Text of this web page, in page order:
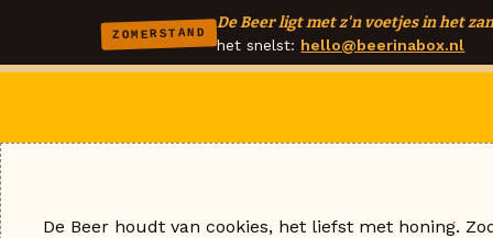
ZOMERSTAND
De Beer ligt met z'n voetjes in het
het snelst: hello@beerinabox.nl
De Beer houdt van cookies, het liefst met honing.